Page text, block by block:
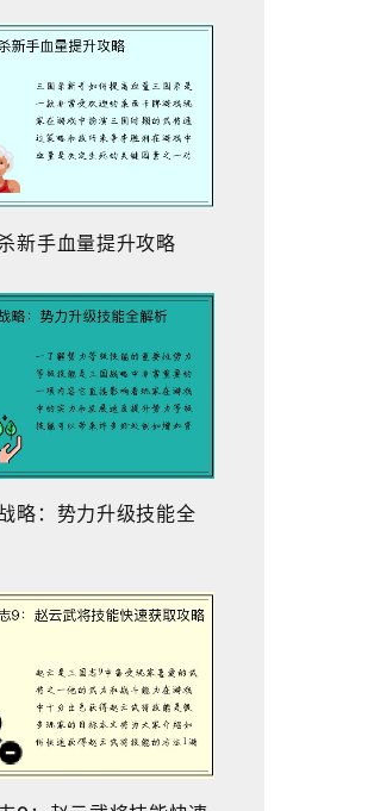
新手血量提升攻略
略：势力升级技能全